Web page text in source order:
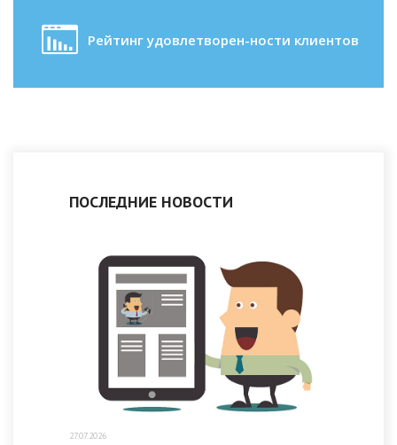
Рейтинг удовлетворен-ности клиентов
ПОСЛЕДНИЕ НОВОСТИ
27.07.2026